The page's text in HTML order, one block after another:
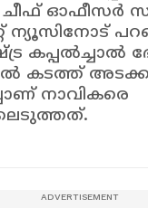
ചീഫ്
ന്യൂസിനോട്
കപ്പൽച്ചാൽ
കടത്ത്
നാവികരെ